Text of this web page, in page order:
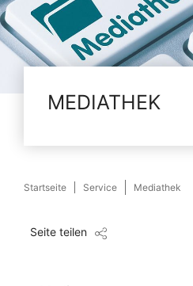
MEDIATHEK
Startseite Service Mediathek
Seite teilen